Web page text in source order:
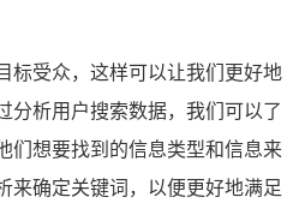
标受众，这样可以让我们更好地
分析用户搜索数据，我们可以了
们想要找到的信息类型和信息来
来确定关键词，以便更好地满足